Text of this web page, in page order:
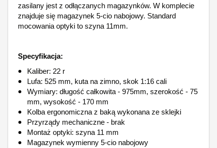
zasilany jest z odłączanych magazynków. W komplecie
znajduje się magazynek 5-cio nabojowy. Standard
mocowania optyki to szyna 11mm.
Specyfikacja:
Kaliber: 22 r
Lufa: 525 mm, kuta na zimno, skok 1:16 cali
Wymiary: długość całkowita - 975mm, szerokość - 75
mm, wysokość - 170 mm
Kolba ergonomiczna z baką wykonana ze sklejki
Przyrządy mechaniczne - brak
Montaż optyki: szyna 11 mm
Magazynek wymienny 5-cio nabojowy